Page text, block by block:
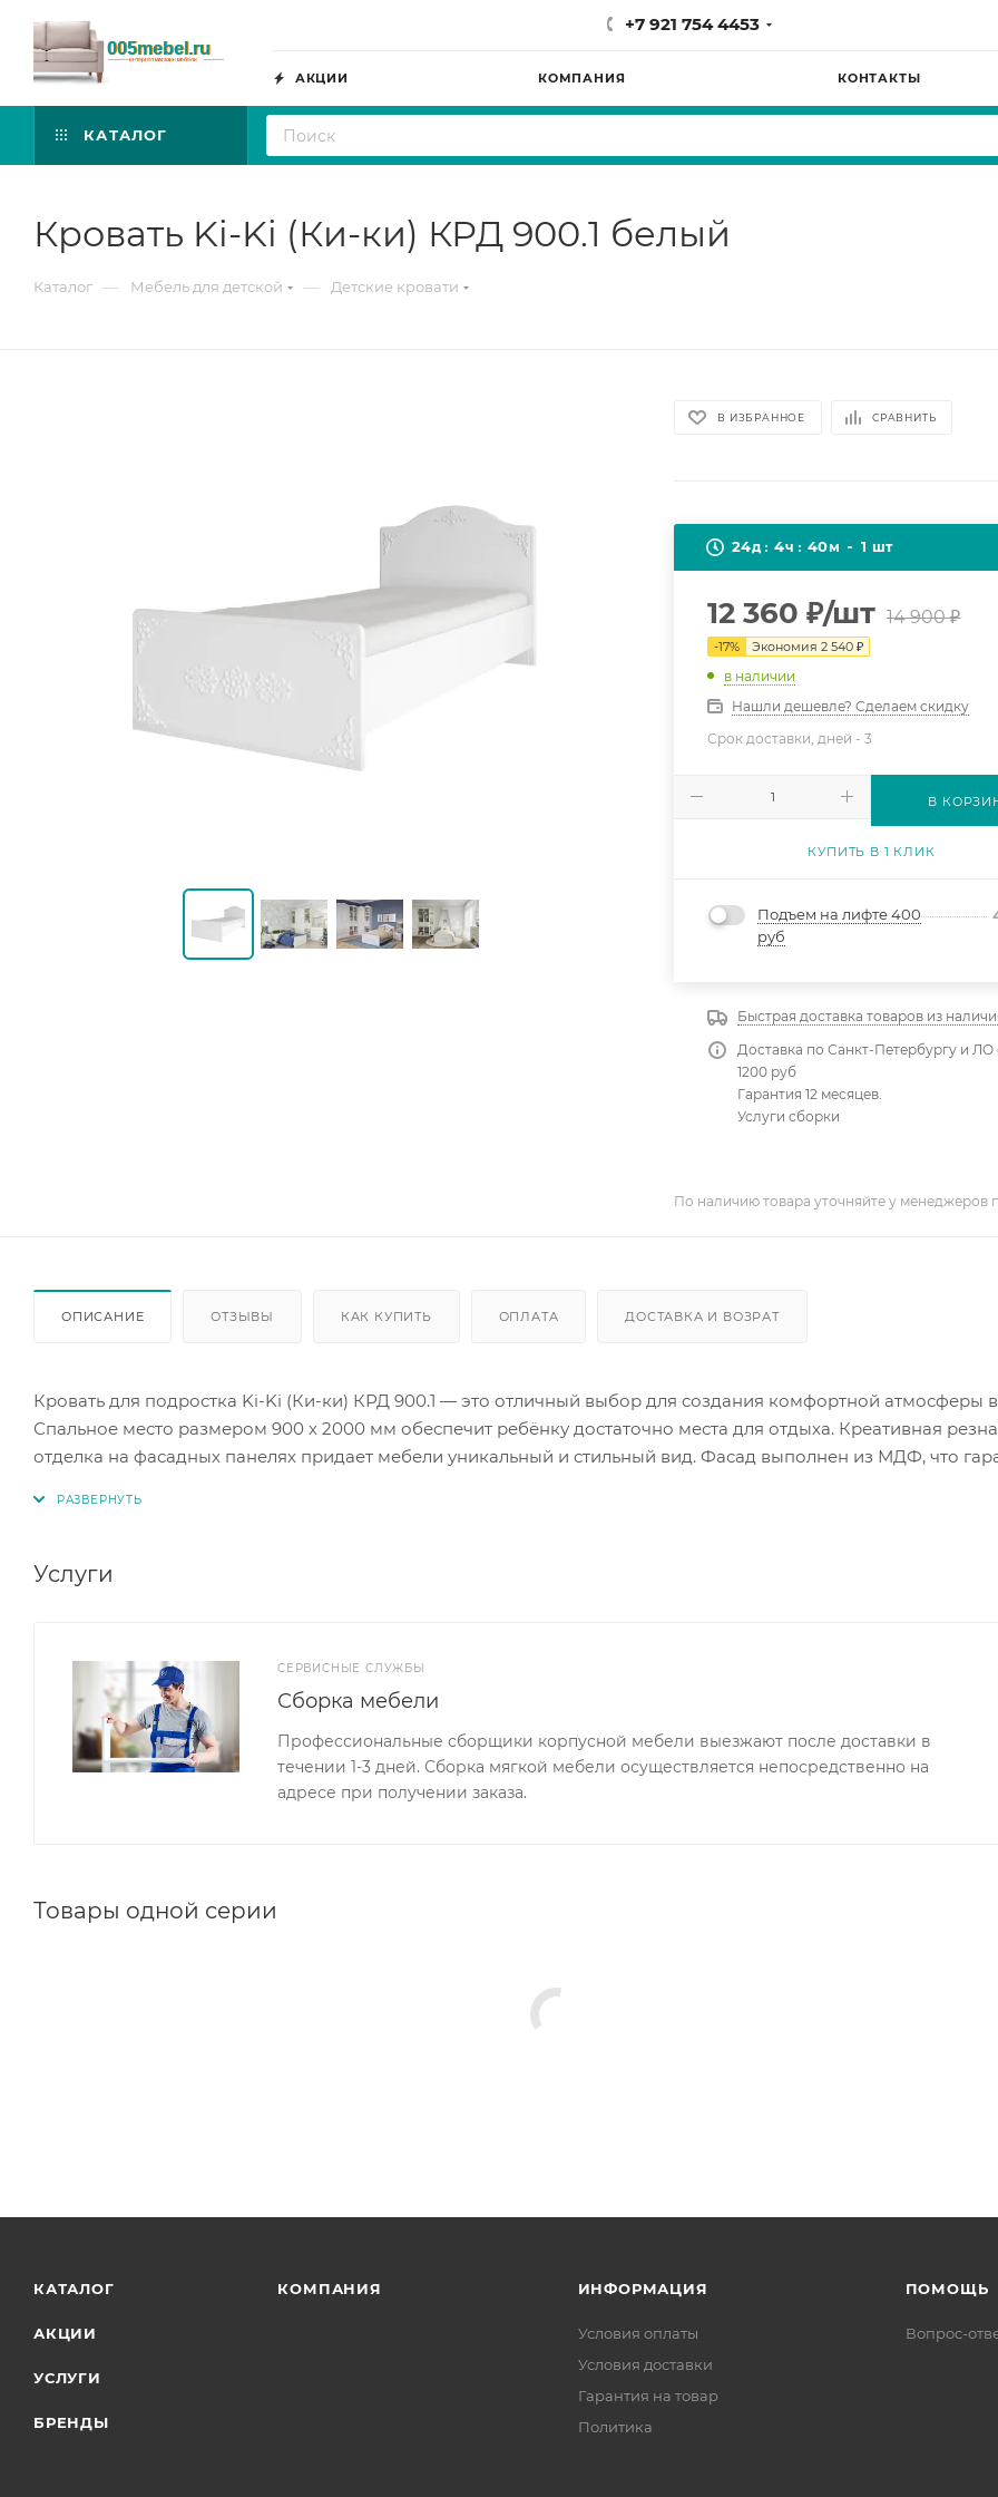
+7 921 754 4453
АКЦИИ КОМПАНИЯ КОНТАКТЫ
КАТАЛОГ
Кровать Ki-Ki (Ки-ки) КРД 900.1 белый
Каталог — Мебель для детской — Детские кровати
В ИЗБРАННОЕ СРАВНИТЬ
24д 4ч 40м 1 шт
12 360 ₽/шт 14 900₽
-17% Экономия2 540 ₽
в наличии
Нашли дешевле? Сделаем скидку
Срок доставки, дней -3
В
КУПИТЬ В 1 КЛИК
Подъем на лифте 400
руб
Быстрая доставка товаров из
Доставка по Санкт-Петербургу и ЛО
1200 руб
Гарантия 12 месяцев.
Услуги сборки
По наличию товара уточняйте у менеджеров
ОПИСАНИЕ ОТЗЫВЫ КАК КУПИТЬ ОПЛАТА ДОСТАВКА И ВОЗРАТ
Кровать для подростка Ki-Ki (Ки-ки) КРД 900.1 — это отличный выбор для создания комфортной атмосферы
Спальное место размером 900 х 2000 мм обеспечит ребёнку достаточно места для отдыха. Креативная
отделка на фасадных панелях придает мебели уникальный и стильный вид. Фасад выполнен из МДФ, что
Услуги
СЕРВИСНЫЕ СЛУЖБЫ
Сборка мебели
Профессиональные сборщики корпусной мебели выезжают после доставки в
течении 1-3 дней. Сборка мягкой мебели осуществляется непосредственно на
адресе при получении заказа.
Товары одной серии
КАТАЛОГ
АКЦИИ
УСЛУГИ
БРЕНДЫ
КОМПАНИЯ ИНФОРМАЦИЯ
Условия оплаты
Условия доставки
Гарантия на товар
Политика
ПОМОЩЬ
Вопрос-